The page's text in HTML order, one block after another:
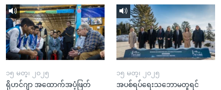
ရန်
နေရာ
သို့
ကျော်
ရန်
၁၅ မတ္၊ ၂၀၂၅
ရိုဟင်ဂျာ အထောက်အပံ့ဖြတ်
၁၅ မတ္၊ ၂၀၂၅
အပစ်ရပ်ရေးသဘောမတူရင်